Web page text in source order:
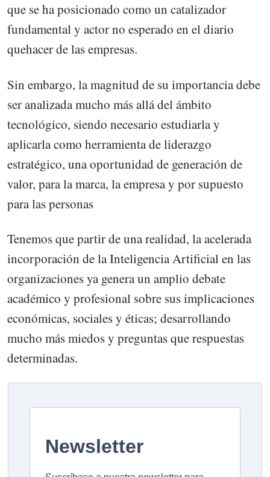
que se ha posicionado como un catalizador
fundamental y actor no esperado en el diario
quehacer de las empresas.
Sin embargo, la magnitud de su importancia debe
ser analizada mucho más allá del ámbito
tecnológico, siendo necesario estudiarla y
aplicarla como herramienta de liderazgo
estratégico, una oportunidad de generación de
valor, para la marca, la empresa y por supuesto
para las personas
Tenemos que partir de una realidad, la acelerada
incorporación de la Inteligencia Artificial en las
organizaciones ya genera un amplio debate
académico y profesional sobre sus implicaciones
económicas, sociales y éticas; desarrollando
mucho más miedos y preguntas que respuestas
determinadas.